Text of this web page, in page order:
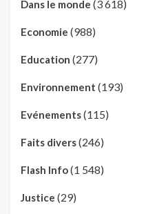
Dans le monde (3 618)
Economie (988)
Education (277)
Environnement (193)
Evénements(115)
Faits divers(246)
Flash Info(1 548)
Justice (29)